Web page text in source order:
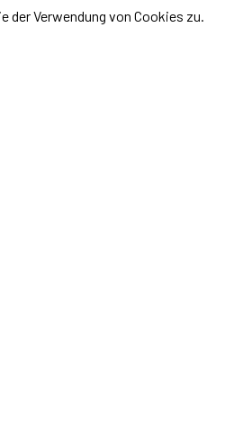
der Verwendung von Cookies zu.